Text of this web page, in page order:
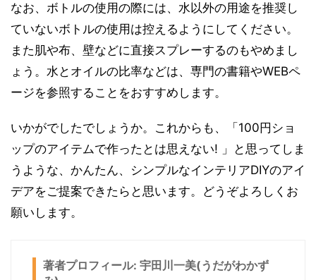
なお、ボトルの使用の際には、水以外の用途を推奨し
ていないボトルの使用は控えるようにしてください。
また肌や布、壁などに直接スプレーするのもやめまし
ょう。水とオイルの比率などは、専門の書籍やWEBペ
ージを参照することをおすすめします。
いかがでしたでしょうか。これからも、「100円ショ
ップのアイテムで作ったとは思えない! 」と思ってしま
うような、かんたん、シンプルなインテリアDIYのアイ
デアをご提案できたらと思います。どうぞよろしくお
願いします。
著者プロフィール: 宇田川一美(うだがわかず